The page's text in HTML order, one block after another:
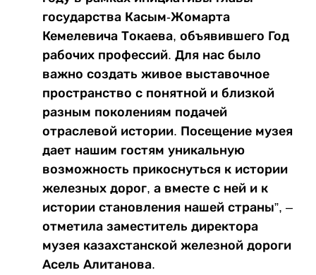
государства Касым-Жомарта
Кемелевича Токаева, объявившего Год
рабочих профессий. Для нас было
важно создать живое выставочное
пространство с понятной и близкой
разным поколениям подачей
отраслевой истории. Посещение музея
дает нашим гостям уникальную
возможность прикоснуться к истории
железных дорог, а вместе с ней и к
истории становления нашей страны”, –
отметила заместитель директора
музея казахстанской железной дороги
Асель Алитанова.